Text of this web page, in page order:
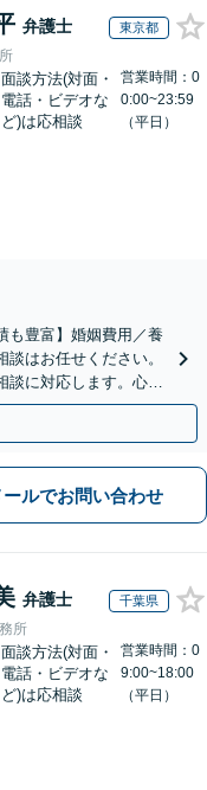
弁護士 東京都
面談方法(対面・
電話・ビデオな
ど)は応相談
営業時間：0
0:00~23:59
（平日）
も豊富】婚姻費用／養
はお任せください。
談に対応します。心情
ます。
ールでお問い合わせ
弁護士 千葉県
所
面談方法(対面・
電話・ビデオな
ど)は応相談
営業時間：0
9:00~18:00
（平日）